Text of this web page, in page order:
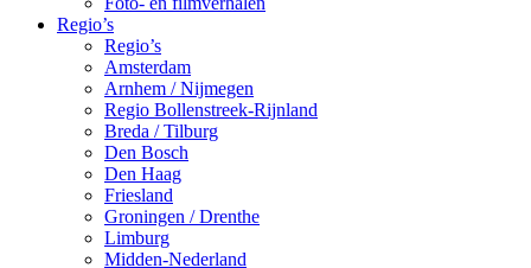
Regio’s
Regio’s
Amsterdam
Arnhem / Nijmegen
Regio Bollenstreek-Rijnland
Breda / Tilburg
Den Bosch
Den Haag
Friesland
Groningen / Drenthe
Limburg
Midden-Nederland